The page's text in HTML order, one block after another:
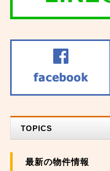
TOPICS
最新の物件情報